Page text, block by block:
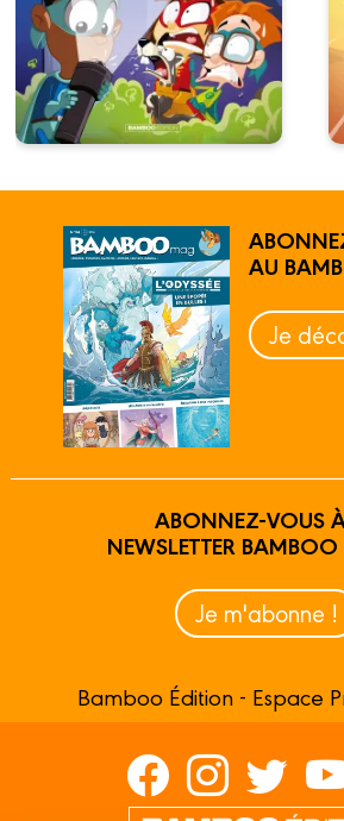
AU
Je
ABONNEZ-VOUS
NEWSLETTER
Je m'abonne !
Bamboo Édition - Espace